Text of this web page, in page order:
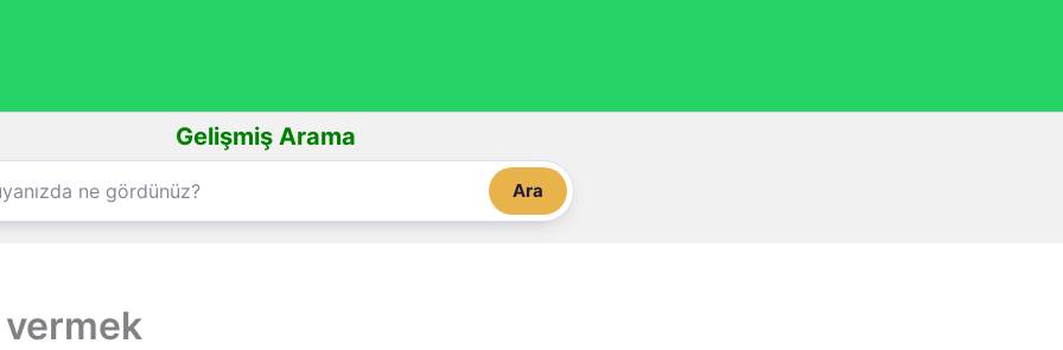
Gelişmiş Arama
Ara